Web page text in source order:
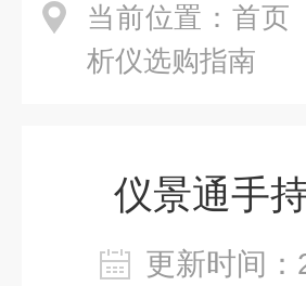
当前位置： 首页
析仪选购指南
仪景通手
更新时间